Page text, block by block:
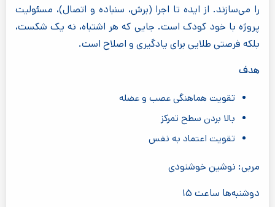
را می‌سازند. از ایده تا اجرا (برش، سنباده و اتصال)، مسئولیت
پروژه با خود کودک است. جایی که هر اشتباه، نه یک شکست،
بلکه فرصتی طلایی برای یادگیری و اصلاح است.
هدف
تقویت هماهنگی عصب و عضله
بالا بردن سطح تمرکز
تقویت اعتماد به نفس
مربی: نوشین خوشنودی
دوشنبه‌ها ساعت ۱۵